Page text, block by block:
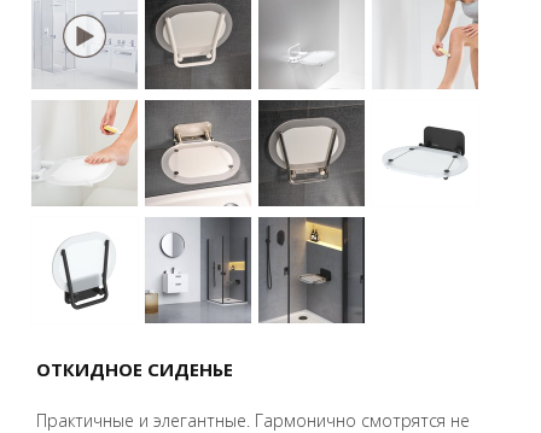
ОТКИДНОЕ СИДЕНЬЕ
Практичные и элегантные. Гармонично смотрятся не